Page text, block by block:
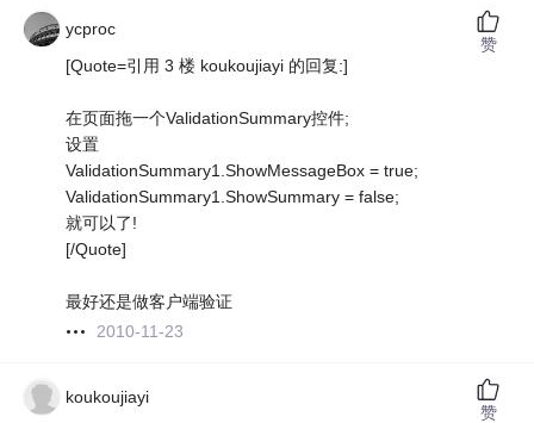
ycproc
[Quote=引用 3 楼 koukoujiayi 的回复:]
在页面拖一个ValidationSummary控件;
设置
ValidationSummary1.ShowMessageBox = true;
ValidationSummary1.ShowSummary = false;
就可以了!
[/Quote]
最好还是做客户端验证
2010-11-23
赞
koukoujiayi
赞